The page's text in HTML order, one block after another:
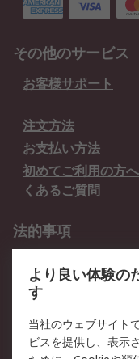
その他のサービス
お客様サポート
注文方法
お支払い方法
初めてご利用の方
くあるご質問
法的事項
クッキーポリシー
RSについて
会社概要
より良い体験の
す
当社のウェブサイト
ビスを提供し、表示